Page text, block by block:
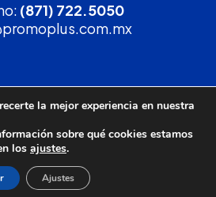
(871) 722.5050
tucotización!
90 PROMO
de privacidad
la mejor experiencia en nuestra
sobre qué cookies estamos
los ajustes.
Ajustes